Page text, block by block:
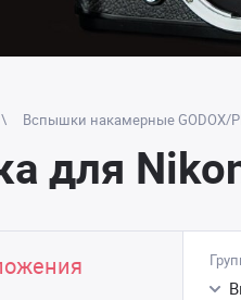
Вспышки накамерные GODOX/
для